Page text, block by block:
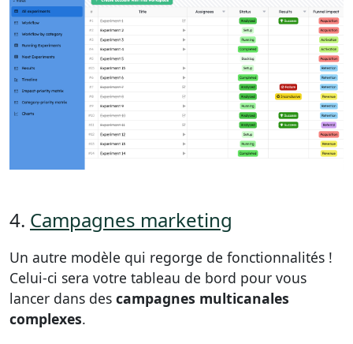
4. Campagnes marketing
Un autre modèle qui regorge de fonctionnalités !
Celui-ci sera votre tableau de bord pour vous
lancer dans des campagnes multicanales
complexes.